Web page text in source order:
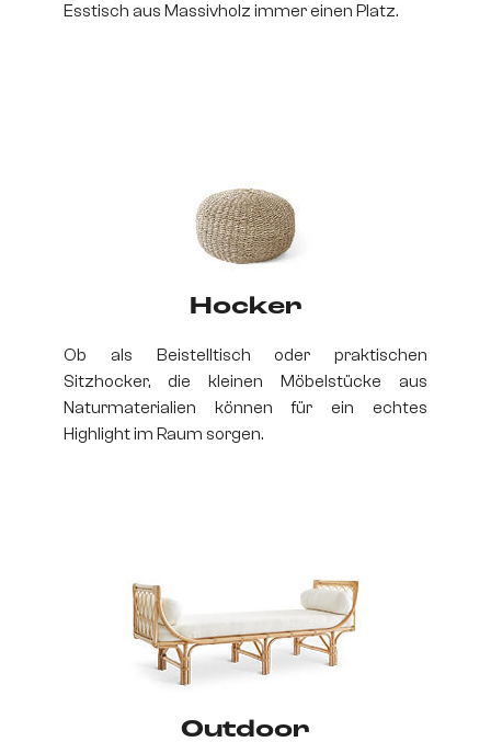
Esstisch aus Massivholz immer einen Platz.
Hocker
Ob als Beistelltisch oder praktischen
Sitzhocker, die kleinen Möbelstücke aus
Naturmaterialien können für ein echtes
Highlight im Raum sorgen.
Outdoor